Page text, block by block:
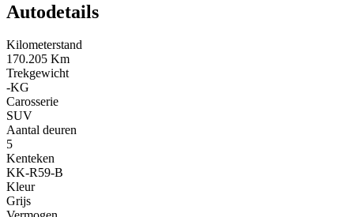
Autodetails
Kilometerstand
170.205 Km
Trekgewicht
-KG
Carosserie
SUV
Aantal deuren
5
Kenteken
KK-R59-B
Kleur
Grijs